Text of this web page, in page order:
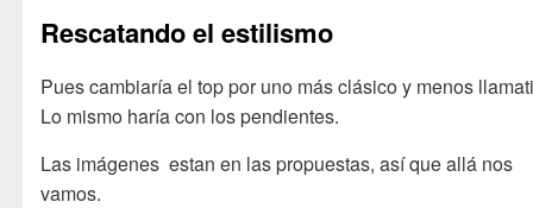
Rescatando el estilismo
Pues cambiaría el top por uno más clásico y menos
Lo mismo haría con los pendientes.
Las imágenes estan en las propuestas, así que allá nos
vamos.